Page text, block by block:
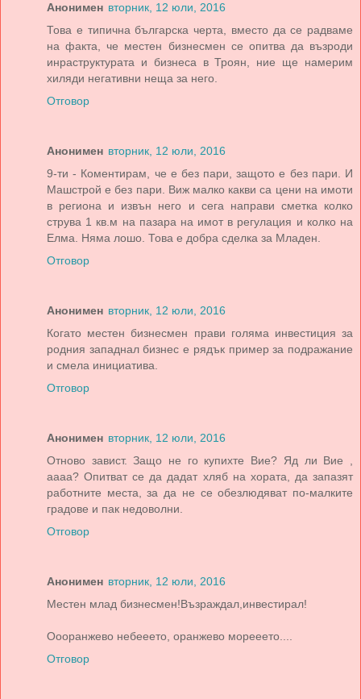
Анонимен вторник, 12 юли, 2016
Това е типична българска черта, вместо да се радваме
на факта, че местен бизнесмен се опитва да възроди
инраструктурата и бизнеса в Троян, ние ще намерим
хиляди негативни неща за него.
Отговор
Анонимен вторник, 12 юли, 2016
9-ти - Коментирам, че е без пари, защото е без пари. И
Машстрой е без пари. Виж малко какви са цени на имоти
в региона и извън него и сега направи сметка колко
струва 1 кв.м на пазара на имот в регулация и колко на
Елма. Няма лошо. Това е добра сделка за Младен.
Отговор
Анонимен вторник, 12 юли, 2016
Когато местен бизнесмен прави голяма инвестиция за
родния западнал бизнес е рядък пример за подражание
и смела инициатива.
Отговор
Анонимен вторник, 12 юли, 2016
Отново завист. Защо не го купихте Вие? Яд ли Вие ,
аааа? Опитват се да дадат хляб на хората, да запазят
работните места, за да не се обезлюдяват по-малките
градове и пак недоволни.
Отговор
Анонимен вторник, 12 юли, 2016
Местен млад бизнесмен!Възраждал,инвестирал!
Оооранжево небееето, оранжево морееето....
Отговор